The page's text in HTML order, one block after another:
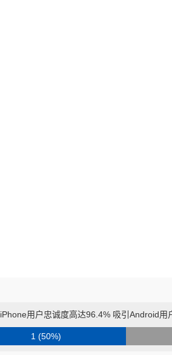
iPhone用户忠诚度高达96.4% 吸引Android用
1 (50%)